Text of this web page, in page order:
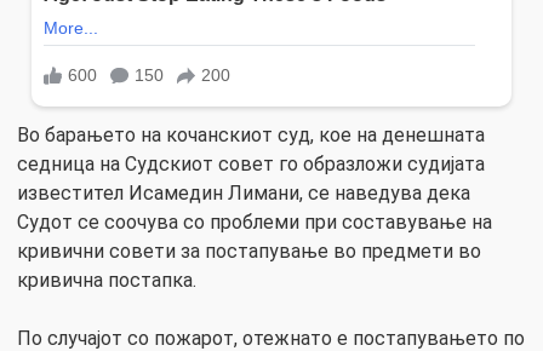
Во барањето на кочанскиот суд, кое на денешната
седница на Судскиот совет го образложи судијата
известител Исамедин Лимани, се наведува дека
Судот се соочува со проблеми при составување на
кривични совети за постапување во предмети во
кривична постапка.
По случајот со пожарот, отежнато е постапувањето по